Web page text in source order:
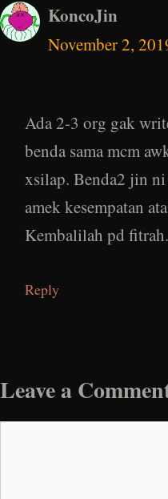
KoncoJin
November 2,
Ada 2-3 org gak
benda sama mcm
xsilap. Benda2 jin
amek kesempatan
Kembalilah pd fitrah.
Reply
Leave a